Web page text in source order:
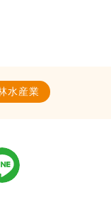
水産業